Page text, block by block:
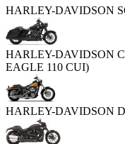
HARLEY-DAVIDSON
HARLEY-DAVIDSON
EAGLE 110 CUI)
HARLEY-DAVIDSON